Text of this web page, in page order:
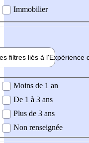
Immobilier
filtres liés à l'Expérience
demandée
Moins de 1 an
De 1 à 3 ans
Plus de 3 ans
Non renseignée